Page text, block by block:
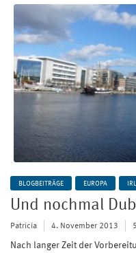
BLOGBEITRÄGE EUROPA
Und nochmal
Patricia 4. November 2013
Nach langer Zeit der